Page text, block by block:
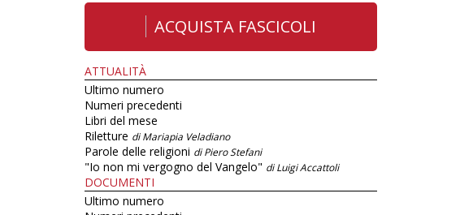
ACQUISTA FASCICOLI
ATTUALITÀ
Ultimo numero
Numeri precedenti
Libri del mese
Riletture di Mariapia Veladiano
Parole delle religioni di Piero Stefani
"Io non mi vergogno del Vangelo" di Luigi Accattoli
DOCUMENTI
Ultimo numero